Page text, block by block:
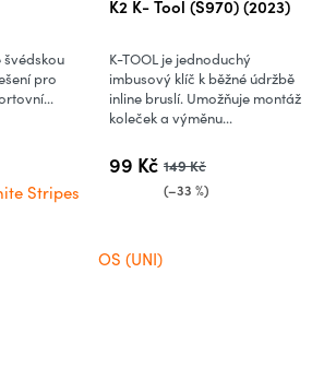
pro
Stripes
K2 K- Tool (S970) (2023)
99 Kč 149 Kč
(–33 %)
K-TOOL je jednoduchý
imbusový klíč k běžné údržbě
inline bruslí. Umožňuje montáž
koleček a výměnu...
OS (UNI)